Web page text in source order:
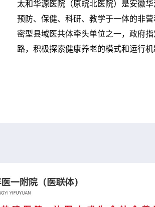
太和华源医院（原皖北医院）是安徽
预防、保健、科研、教学于一体的非
密型县域医共体牵头单位之一，政府
路，积极探索健康养老的模式和运行机